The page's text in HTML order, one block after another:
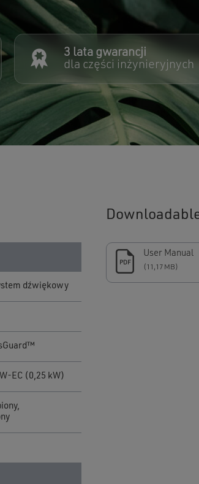
3 lata gwarancji
dla części inżynieryjnych
dźwiękowy
EC (0,25 kW)
PDF
User Manual
(11,17 MB)